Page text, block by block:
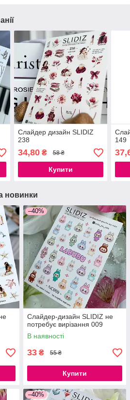
Слайдер дизайн SLIDIZ
238
34,80₴ 58 ₴
Купити
149
новинки
–40%
Слайдер-дизайн SLIDIZ не
потребує вирізання 009
В наявності
33 ₴ 55 ₴
Купити
–40%